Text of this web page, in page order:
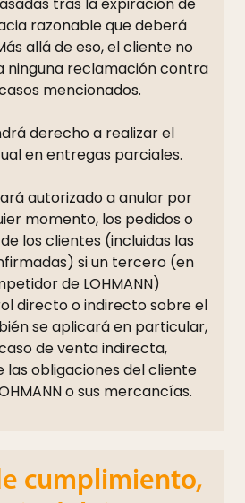
razonable que deberá
allá de eso, el cliente no
ninguna reclamación contra
mencionados.
derecho a realizar el
en entregas parciales.
autorizado a anular por
momento, los pedidos o
los clientes (incluidas las
si un tercero (en
de LOHMANN)
directo o indirecto sobre el
se aplicará en particular,
de venta indirecta,
las obligaciones del cliente
o sus mercancías.
cumplimiento,